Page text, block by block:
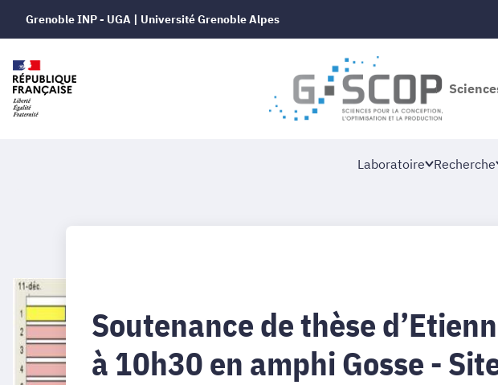
Grenoble INP - UGA | Université Grenoble Alpes
Laboratoire Recherche
Soutenance de thèse
à 10h30 en amphi Gosse -